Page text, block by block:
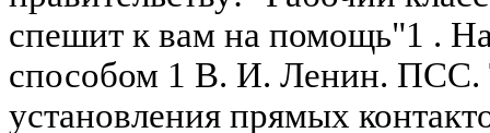
спешит к вам на помощь"1 .
способом 1 В. И. Ленин. ПСС.
установления прямых